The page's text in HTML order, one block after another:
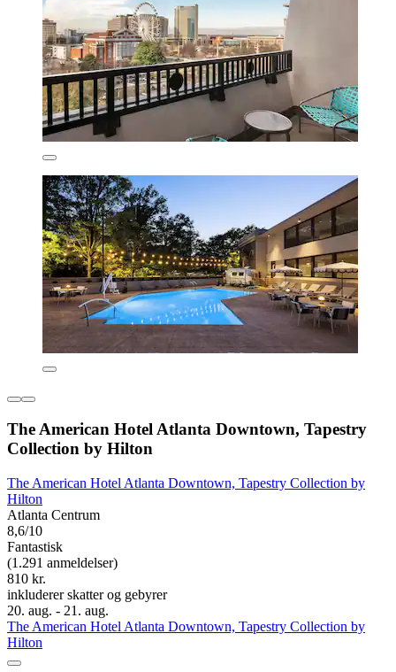
The American Hotel Atlanta Downtown, Tapestry
Collection by Hilton
The American Hotel Atlanta Downtown, Tapestry Collection by
Hilton
Atlanta Centrum
8,6/10
Fantastisk
(1.291 anmeldelser)
810 kr.
inkluderer skatter og gebyrer
20. aug. - 21. aug.
The American Hotel Atlanta Downtown, Tapestry Collection by
Hilton